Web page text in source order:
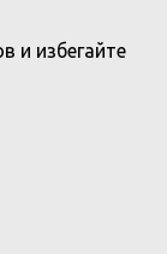
и избегайте